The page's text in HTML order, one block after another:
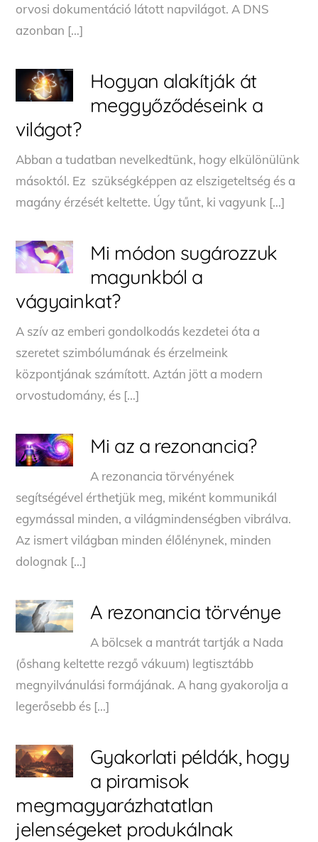
orvosi dokumentáció látott napvilágot. A DNS
azonban […]
Hogyan alakítják át
meggyőződéseink a
világot?
Abban a tudatban nevelkedtünk, hogy elkülönülünk
másoktól. Ez szükségképpen az elszigeteltség és a
magány érzését keltette. Úgy tűnt, ki vagyunk […]
Mi módon sugározzuk
magunkból a
vágyainkat?
A szív az emberi gondolkodás kezdetei óta a
szeretet szimbólumának és érzelmeink
központjának számított. Aztán jött a modern
orvostudomány, és […]
Mi az a rezonancia?
A rezonancia törvényének
segítségével érthetjük meg, miként kommunikál
egymással minden, a világmindenségben vibrálva.
Az ismert világban minden élőlénynek, minden
dolognak […]
A rezonancia törvénye
A bölcsek a mantrát tartják a Nada
(őshang keltette rezgő vákuum) legtisztább
megnyilvánulási formájának. A hang gyakorolja a
legerősebb és […]
Gyakorlati példák, hogy
a piramisok
megmagyarázhatatlan
jelenségeket produkálnak